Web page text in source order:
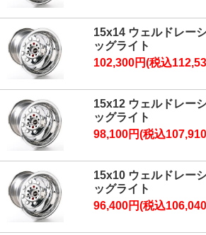
15x14 ウェルドレー
ッグライト
102,300円(税込
15x12 ウェルドレー
ッグライト
98,100円(税込
15x10 ウェルドレー
ッグライト
96,400円(税込